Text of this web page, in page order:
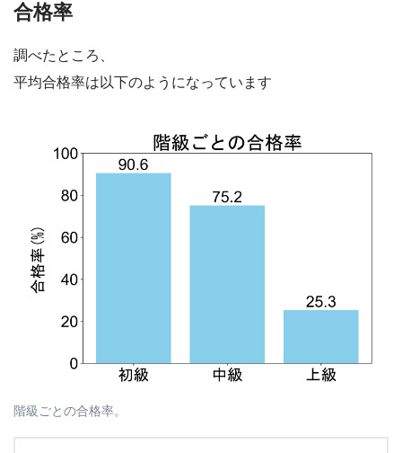
合格率
調べたところ、
平均合格率は以下のようになっています
階級ごとの合格率。